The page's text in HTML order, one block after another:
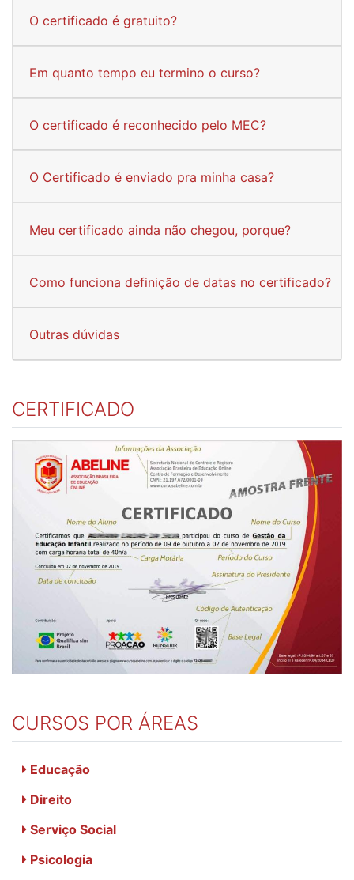
O certificado é gratuito?
Em quanto tempo eu termino o curso?
O certificado é reconhecido pelo MEC?
O Certificado é enviado pra minha casa?
Meu certificado ainda não chegou, porque?
Como funciona definição de datas no certificado?
Outras dúvidas
CERTIFICADO
CURSOS POR ÁREAS
Educação
Direito
Serviço Social
Psicologia